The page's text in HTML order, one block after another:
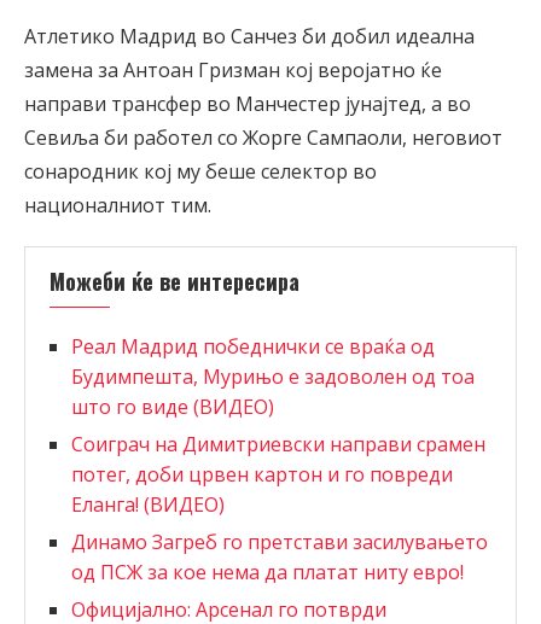
Атлетико Мадрид во Санчез би добил идеална
замена за Антоан Гризман кој веројатно ќе
направи трансфер во Манчестер јунајтед, а во
Севиља би работел со Жорге Сампаоли, неговиот
сонародник кој му беше селектор во
националниот тим.
Можеби ќе ве интересира
Реал Мадрид победнички се враќа од
Будимпешта, Мурињо е задоволен од тоа
што го виде (ВИДЕО)
Соиграч на Димитриевски направи срамен
потег, доби црвен картон и го повреди
Еланга! (ВИДЕО)
Динамо Загреб го претстави засилувањето
од ПСЖ за кое нема да платат ниту евро!
Официјално: Арсенал го потврди